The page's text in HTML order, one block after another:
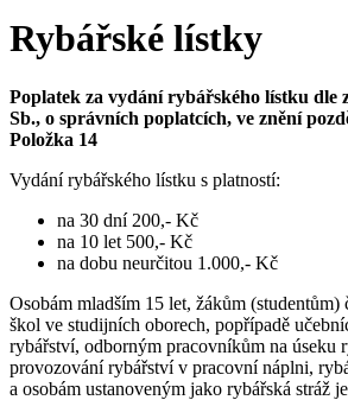
Rybářské lístky
Poplatek za vydání rybářského lístku dle
Sb., o správních poplatcích, ve znění
Položka 14
Vydání rybářského lístku s platností:
na 30 dní 200,- Kč
na 10 let 500,- Kč
na dobu neurčitou 1.000,- Kč
Osobám mladším 15 let, žákům (studentům)
škol ve studijních oborech, popřípadě
rybářství, odborným pracovníkům na úseku
provozování rybářství v pracovní náplni,
a osobám ustanoveným jako rybářská stráž